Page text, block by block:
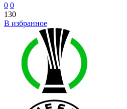
0 0
130
В избранное